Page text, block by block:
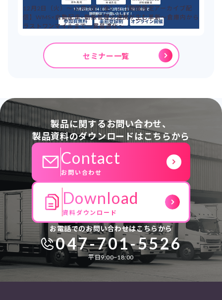
12月2日（火）～12月5日（金）：【期間限定アーカイブ配
信】WMS×自動配車×動態管理の連携が生む革新～倉庫内から
ラストワンマイルまで一貫最適化～
セミナー一覧
製品に関するお問い合わせ、
製品資料のダウンロードはこちらから
Contact
お問い合わせ
Download
資料ダウンロード
お電話でのお問い合わせはこちらから
047-701-5526
平日9:00~18:00